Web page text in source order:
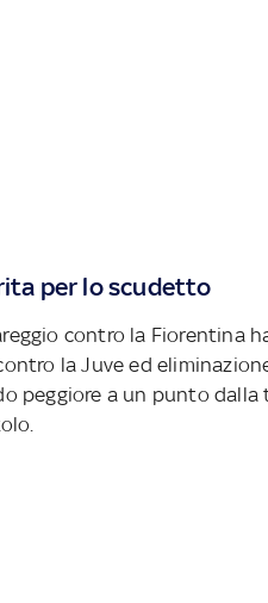
per lo scudetto
contro la Fiorentina
la Juve ed
peggiore a un punto